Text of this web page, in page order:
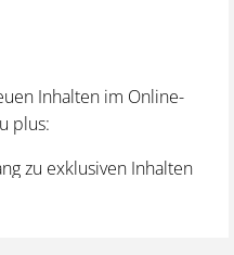
Inhalten im Online-
plus:
zu exklusiven Inhalten
aktuellen Regelungen